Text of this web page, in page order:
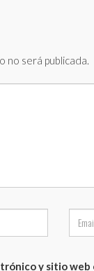
no será publicada.
y sitio